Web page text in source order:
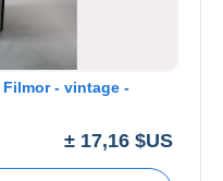
- vintage -
± 17,16 $US